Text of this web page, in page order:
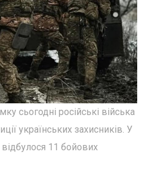
сьогодні російські війська
українських захисників. У
відбулося 11 бойових